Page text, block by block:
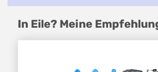
In Eile? Meine